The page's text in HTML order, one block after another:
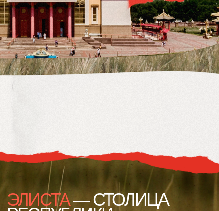
ЭЛИСТА— СТОЛИЦА
РЕСПУБЛИКИ
КАЛМЫКИЯ
И БУДДИЙСКИЙ ЦЕНТР
РОССИИ